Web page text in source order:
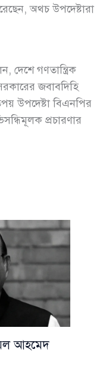
অথচ উপদেষ্টারা
দেশে গণতান্ত্রিক
জবাবদিহি
উপদেষ্টা বিএনপির
প্রচারণার
আহমেদ